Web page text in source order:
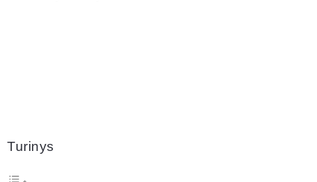
Turinys